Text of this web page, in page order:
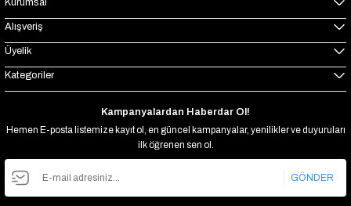
Alışveriş
Üyelik
Kategoriler
Kampanyalardan Haberdar Ol!
Hemen E-posta listemize kayıt ol, en güncel kampanyalar, yenilikler ve duyuruları
ilk öğrenen sen ol.
GÖNDER